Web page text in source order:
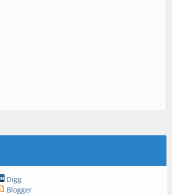
Digg
Blogger